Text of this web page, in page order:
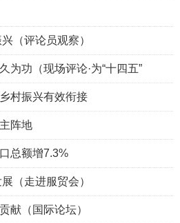
（评论员观察）
为功（现场评论·为“十四五”
村振兴有效衔接
阵地
总额增7.3%
（走进服贸会）
献（国际论坛）